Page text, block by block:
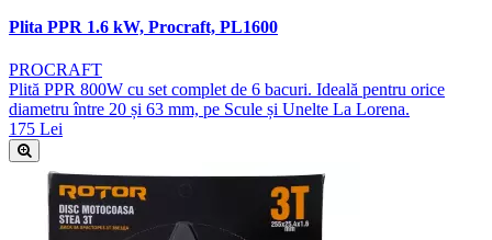
Plita PPR 1.6 kW, Procraft, PL1600
PROCRAFT
Plită PPR 800W cu set complet de 6 bacuri. Ideală pentru orice
diametru între 20 și 63 mm, pe Scule și Unelte La Lorena.
175 Lei